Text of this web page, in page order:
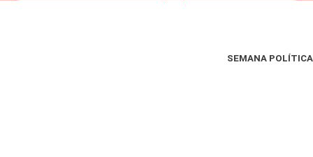
SEMANA POLÍTICA